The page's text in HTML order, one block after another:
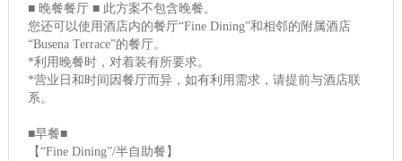
■ 晚餐餐厅 ■ 此方案不包含晚餐。
您还可以使用酒店内的餐厅“Fine Dining”和相邻的附属酒店
“Busena Terrace”的餐厅。
*利用晚餐时，对着装有所要求。
*营业日和时间因餐厅而异，如有利用需求，请提前与酒店联
系。
■早餐■
【“Fine Dining”/半自助餐】